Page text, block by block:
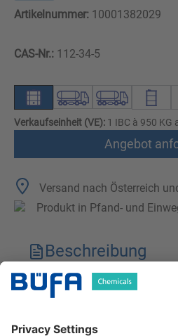
Artikelnummer: 10001382029
CAS-Nr.: 112-34-5
Verkaufseinheit (VE): 1 IBC à 950 KG
Angebot
Versand nach Österreich
Produkt in Pfand- und
Beschreibung
Technische